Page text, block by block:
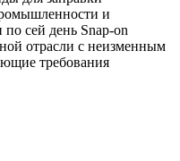
и
сей день Snap-on
отрасли с неизменным
требования